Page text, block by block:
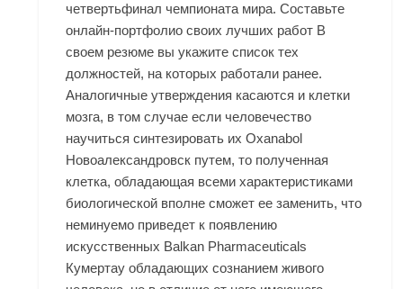
четвертьфинал чемпионата мира. Составьте
онлайн-портфолио своих лучших работ В
своем резюме вы укажите список тех
должностей, на которых работали ранее.
Аналогичные утверждения касаются и клетки
мозга, в том случае если человечество
научиться синтезировать их Oxanabol
Новоалександровск путем, то полученная
клетка, обладающая всеми характеристиками
биологической вполне сможет ее заменить, что
неминуемо приведет к появлению
искусственных Balkan Pharmaceuticals
Кумертау обладающих сознанием живого